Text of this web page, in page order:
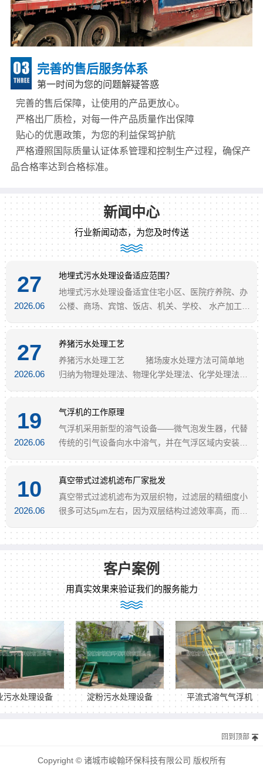
完善的售后服务体系
第一时间为您的问题解疑答惑
完善的售后保障，让使用的产品更放心。
严格出厂质检，对每一件产品质量作出保障
贴心的优惠政策，为您的利益保驾护航
严格遵照国际质量认证体系管理和控制生产过程，确保产
品合格率达到合格标准。
新闻中心
行业新闻动态，为您及时传送
27
2026.06
地埋式污水处理设备适应范围？
地埋式污水处理设备适宜住宅小区、医院疗养院、办
公楼、商场、宾馆、饭店、机关、学校、 水产加工
27
2026.06
养猪污水处理工艺
养猪污水处理工艺 猪场废水处理方法可简单地
归纳为物理处理法、物理化学处理法、化学处理法和
物细胞以及简单形式的无机物，从而达到去除有机物
的目的。
19
2026.06
气浮机的工作原理
气浮机采用新型的溶气设备——微气泡发生器，代替
传统的引气设备向水中溶气，并在气浮区域内安装若
与停留时间是没有直接联系的，而只与气浮面积有
关，如果将水深H的气浮区减少为水深H/10
10
2026.06
真空带式过滤机滤布厂家批发
真空带式过滤机滤布为双层织物，过滤层的精细度小
很多可达5μm左右，因为双层结构过滤效率高，而且
带式过滤机、转鼓过滤机设计的。
客户案例
用真实效果来验证我们的服务能力
理设备 淀粉污水处理设备 平流式溶气气浮机
回到顶部
Copyright © 诸城市峻翰环保科技有限公司 版权所有